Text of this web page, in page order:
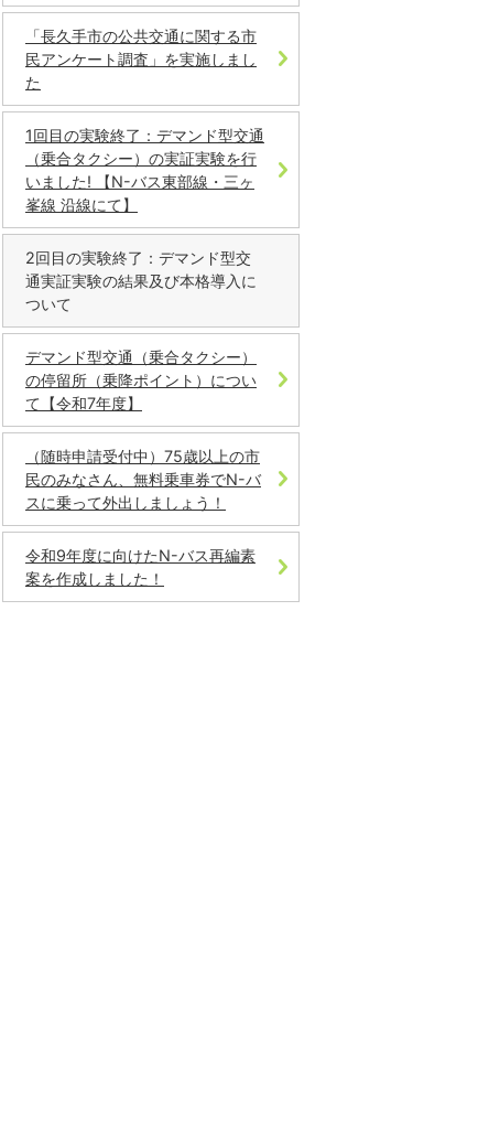
「長久手市の公共交通に関する市
民アンケート調査」を実施しまし
た
1回目の実験終了：デマンド型交通
（乗合タクシー）の実証実験を行
いました! 【N-バス東部線・三ヶ
峯線 沿線にて】
2回目の実験終了：デマンド型交
通実証実験の結果及び本格導入に
ついて
デマンド型交通（乗合タクシー）
の停留所（乗降ポイント）につい
て【令和7年度】
（随時申請受付中）75歳以上の市
民のみなさん、無料乗車券でN-バ
スに乗って外出しましょう！
令和9年度に向けたN-バス再編素
案を作成しました！